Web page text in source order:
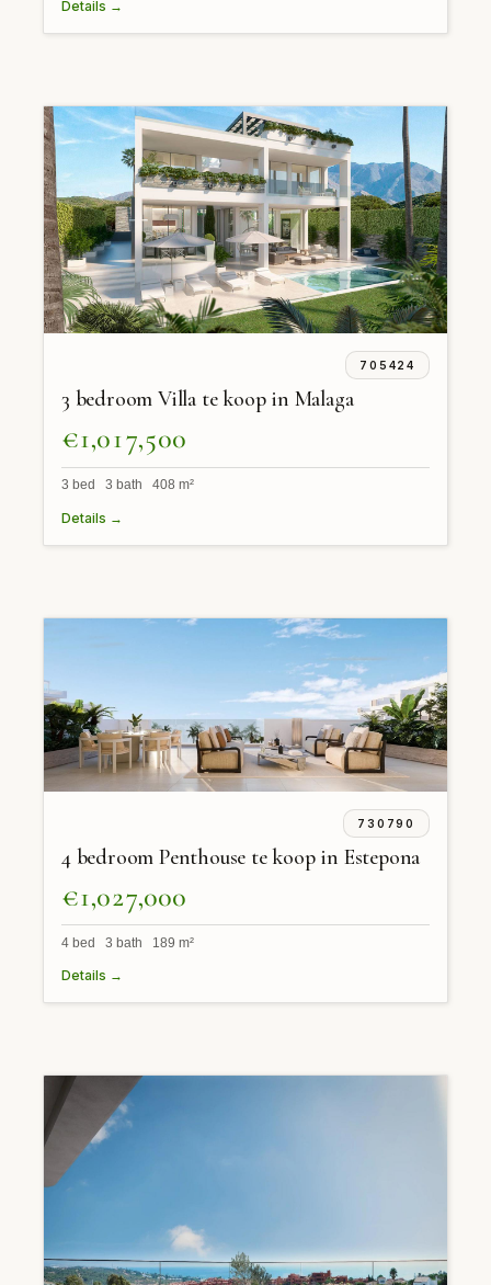
Details →
705424
3 bedroom Villa te koop in Malaga
€1,017,500
3 bed 3 bath 408 m²
Details →
730790
4 bedroom Penthouse te koop in Estepona
€1,027,000
4 bed 3 bath 189 m²
Details →